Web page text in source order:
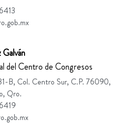
del Centro de Congresos
B, Col. Centro Sur, C.P. 76090,
Qro.